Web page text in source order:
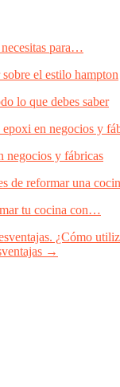
para…
lo que debes saber
negocios y fábricas
tu cocina con…
¿Cómo
→